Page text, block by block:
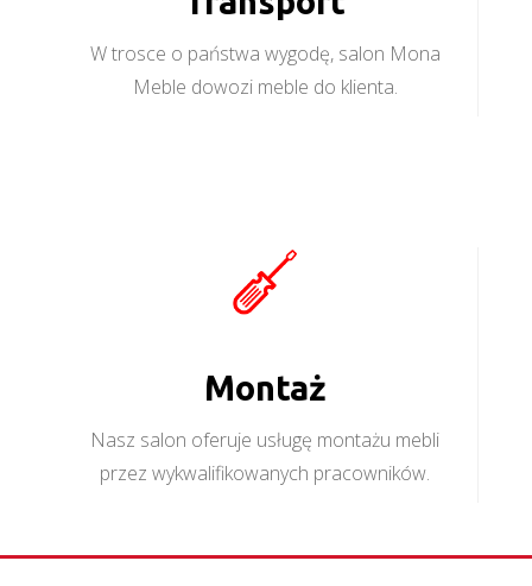
W trosce o państwa wygodę, salon Mona
Meble dowozi meble do klienta.
Montaż
Nasz salon oferuje usługę montażu mebli
przez wykwalifikowanych pracowników.